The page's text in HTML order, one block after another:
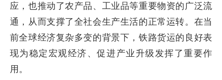
应，也推动了农产品、工业品等重要物资的广泛流
通，从而支撑了全社会生产生活的正常运转。在当
前全球经济复杂多变的背景下，铁路货运的良好表
现为稳定宏观经济、促进产业升级发挥了重要作
用。